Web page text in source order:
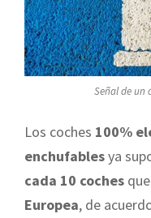
Señal de un
Los coches 100%
enchufablesya
cada 10 coches
Europea, de